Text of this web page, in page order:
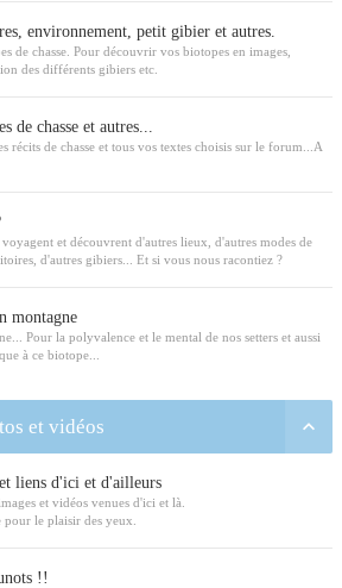
environnement, petit gibier et autres.
de chasse. Pour découvrir vos biotopes en images,
des différents gibiers etc.
de chasse et autres...
récits de chasse et tous vos textes choisis sur le forum...A
et découvrent d'autres lieux, d'autres modes de
d'autres gibiers... Et si vous nous racontiez ?
montagne
Pour la polyvalence et le mental de nos setters et aussi
à ce biotope...
et vidéos
liens d'ici et d'ailleurs
et vidéos venues d'ici et là.
pour le plaisir des yeux.
!!